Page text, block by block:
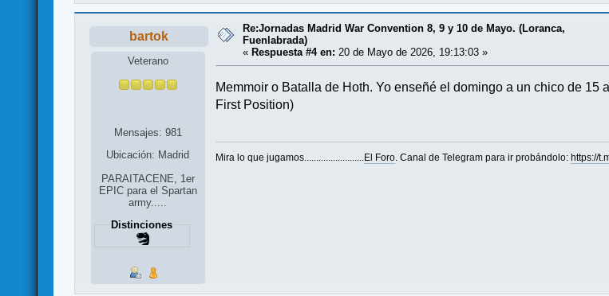
bartok
Veterano
Mensajes: 981
Ubicación: Madrid
PARAITACENE, 1er
EPIC para el Spartan
army.....
Distinciones
Re:Jornadas Madrid War Convention 8, 9 y 10 de Mayo. (Loranca,
Fuenlabrada)
« Respuesta #4 en: 20 de Mayo de 2026, 19:13:03 »
Memmoir o Batalla de Hoth. Yo enseñé el domingo a un chico de
First Position)
Mira lo que jugamos.........................El Foro. Canal de Telegram para ir probándolo: https://